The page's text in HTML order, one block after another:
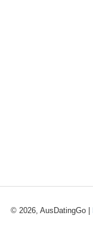
© 2026, AusDatingGo |